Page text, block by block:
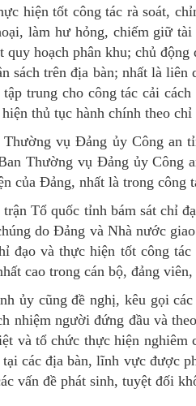
hiện tốt công tác rà soát,
làm hư hỏng, chiếm giữ
quy hoạch phân khu; chủ
sách trên địa bàn; nhất là
trung cho công tác cải
thủ tục hành chính theo chỉ
vụ Đảng ủy Công an
Thường vụ Đảng ủy Công
của Đảng, nhất là trong
Tổ quốc tỉnh bám sát chỉ
do Đảng và Nhà nước
đạo và thực hiện tốt công
cao trong cán bộ, đảng
ủy cũng đề nghị, kêu gọi
nhiệm người đứng đầu và
và tổ chức thực hiện nghiêm
các địa bàn, lĩnh vực được
vấn đề phát sinh, tuyệt đối